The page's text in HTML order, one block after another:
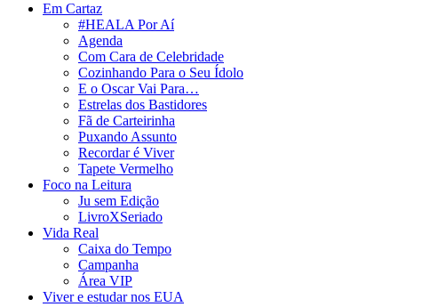
Em Cartaz
#HEALA Por Aí
Agenda
Com Cara de Celebridade
Cozinhando Para o Seu Ídolo
E o Oscar Vai Para…
Estrelas dos Bastidores
Fã de Carteirinha
Puxando Assunto
Recordar é Viver
Tapete Vermelho
Foco na Leitura
Ju sem Edição
LivroXSeriado
Vida Real
Caixa do Tempo
Campanha
Área VIP
Viver e estudar nos EUA